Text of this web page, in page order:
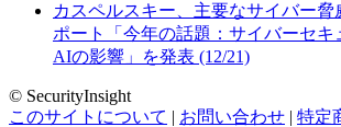
カスペルスキー、主要なサイバー脅
ポート「今年の話題：サイバーセキ
AIの影響」を発表 (12/21)
© SecurityInsight
このサイトについて | お問い合わせ | 特定